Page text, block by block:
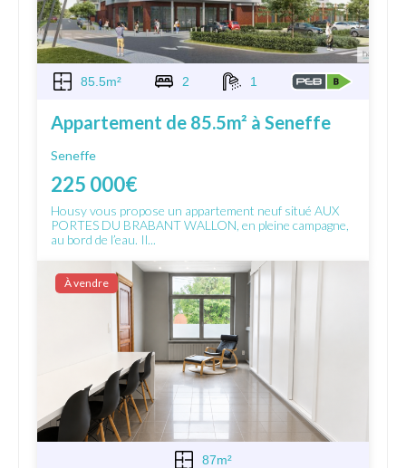
85.5m² 2 1
Appartement de 85.5m² à Seneffe
Seneffe
225 000€
Housy vous propose un appartement neuf situé AUX
PORTES DU BRABANT WALLON, en pleine campagne,
au bord de l’eau. Il...
À vendre
87m²